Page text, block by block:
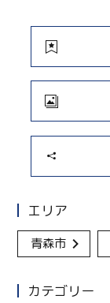
エリア
青森市
カテゴリー